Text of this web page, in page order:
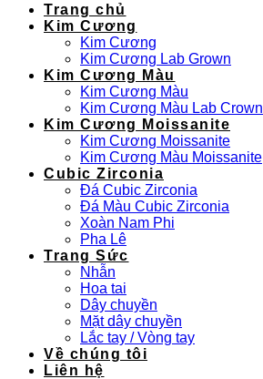
Trang chủ
Kim Cương
Kim Cương
Kim Cương Lab Grown
Kim Cương Màu
Kim Cương Màu
Kim Cương Màu Lab Crown
Kim Cương Moissanite
Kim Cương Moissanite
Kim Cương Màu Moissanite
Cubic Zirconia
Đá Cubic Zirconia
Đá Màu Cubic Zirconia
Xoàn Nam Phi
Pha Lê
Trang Sức
Nhẫn
Hoa tai
Dây chuyền
Mặt dây chuyền
Lắc tay / Vòng tay
Về chúng tôi
Liên hệ